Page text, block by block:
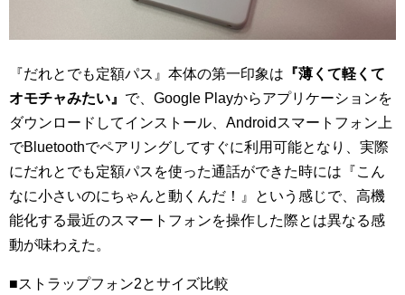
『だれとでも定額パス』本体の第一印象は 『薄くて軽くて
オモチャみたい』 で、Google Playからアプリケーションを
ダウンロードしてインストール、Androidスマートフォン上
でBluetoothでペアリングしてすぐに利用可能となり、実際
にだれとでも定額パスを使った通話ができた時には『こん
なに小さいのにちゃんと動くんだ！』という感じで、高機
能化する最近のスマートフォンを操作した際とは異なる感
動が味わえた。
■ストラップフォン2とサイズ比較